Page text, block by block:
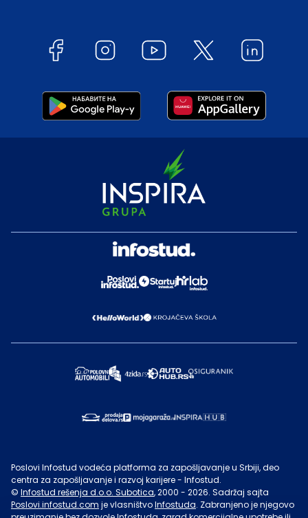
Poslovi Infostud vodeća platforma za zapošljavanje u Srbiji, deo
centra za zapošljavanje i razvoj karijere - Infostud.
© Infostud rešenja d.o.o. Subotica, 2000 - 2026. Sadržaj sajta
Poslovi.infostud.com je vlasništvoInfostuda. Zabranjeno je njegovo